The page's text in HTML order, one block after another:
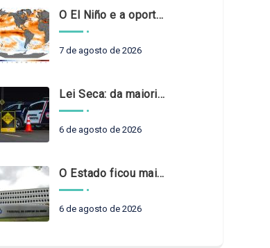
O El Niño e a oportunidade de fortalecer o controle externo das políticas climáticas
7 de agosto de 2026
Lei Seca: da maioridade à maturidade
6 de agosto de 2026
O Estado ficou mais complexo. O controle precisa acompanhar
6 de agosto de 2026